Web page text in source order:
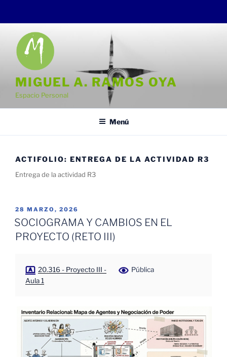
contenido
MIGUEL A. RAMOS OYA
Espacio Personal
Menú
ACTIFOLIO: ENTREGA DE LA ACTIVIDAD R3
Entrega de la actividad R3
PUBLICADO
EL
28 MARZO, 2026
SOCIOGRAMA Y CAMBIOS EN EL
PROYECTO (RETO III)
20.316 - Proyecto III -
Aula 1
Pública